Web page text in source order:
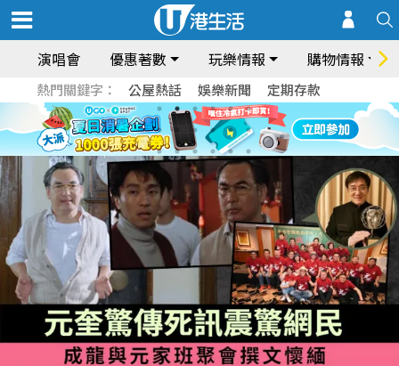
演唱會 優惠著數 玩樂情報 購物情報
熱門關鍵字： 公屋熱話 娛樂新聞 定期存款